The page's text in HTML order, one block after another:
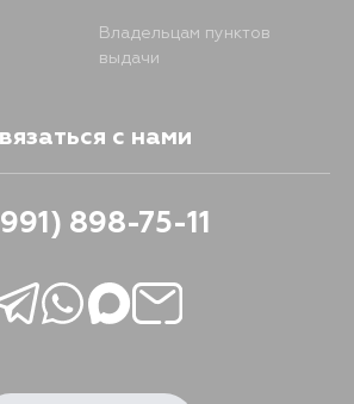
Владельцам пунктов
выдачи
с нами
898-75-11